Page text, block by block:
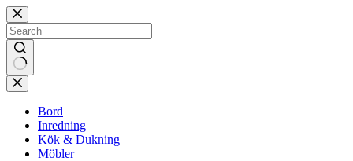
Skip
to
content
No
results
Bord
Inredning
Kök & Dukning
Möbler